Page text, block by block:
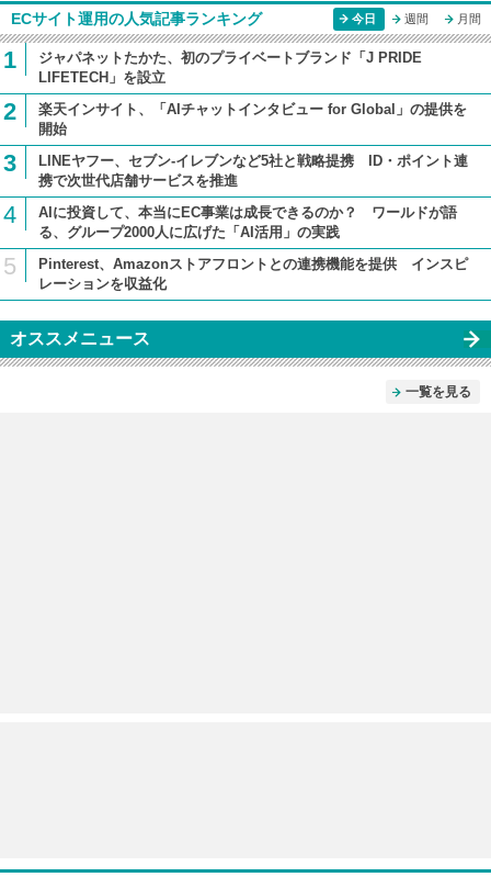
ECサイト運用の人気記事ランキング 今日 週間 月間
1
ジャパネットたかた、初のプライベートブランド「J PRIDE
LIFETECH」を設立
2
楽天インサイト、「AIチャットインタビュー for Global」の提供を
開始
3
LINEヤフー、セブン-イレブンなど5社と戦略提携 ID・ポイント連
携で次世代店舗サービスを推進
4
AIに投資して、本当にEC事業は成長できるのか？ ワールドが語
る、グループ2000人に広げた「AI活用」の実践
5
Pinterest、Amazonストアフロントとの連携機能を提供 インスピ
レーションを収益化
オススメニュース
一覧を見る